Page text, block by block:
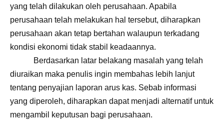
yang telah dilakukan oleh perusahaan. Apabila
perusahaan telah melakukan hal tersebut, diharapkan
perusahaan akan tetap bertahan walaupun terkadang
kondisi ekonomi tidak stabil keadaannya.
Berdasarkan latar belakang masalah yang telah
diuraikan maka penulis ingin membahas lebih lanjut
tentang penyajian laporan arus kas. Sebab informasi
yang diperoleh, diharapkan dapat menjadi alternatif untuk
mengambil keputusan bagi perusahaan.